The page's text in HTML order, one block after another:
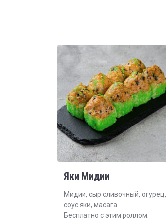
Яки Мидии
Мидии, сыр сливочный, огурец,
соус яки, масага.
Бесплатно с этим роллом: